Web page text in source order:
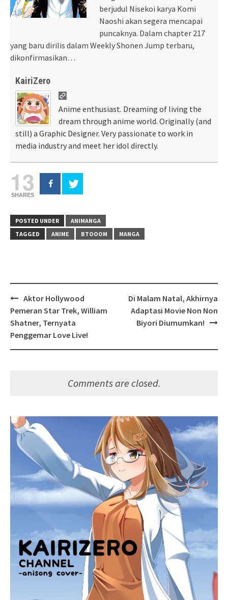
berjudul Nisekoi karya Komi
Naoshi akan segera mencapai
puncaknya. Dalam chapter 217
yang baru dirilis dalam Weekly Shonen Jump terbaru,
dikonfirmasikan…
KairiZero
Anime enthusiast. Dreaming of living the
dream through anime world. Originally (and
still) a Graphic Designer. Very passionate to work in
media industry and meet her idol directly.
13
SHARES
POSTED UNDER
ANIMANGA
TAGGED
ANIME BTOOOM MANGA
Post
navigation
Aktor Hollywood
Pemeran Star Trek, William
Shatner, Ternyata
Penggemar Love Live!
Di Malam Natal, Akhirnya
Adaptasi Movie Non Non
Biyori Diumumkan!
Comments are closed.